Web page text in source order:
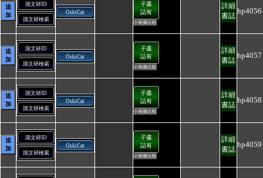
追
加
国文研ID
国文研検索
OskiCat
子書
誌有
小画像比較
詳細
書誌
hp4056
追
加
国文研ID
国文研検索
OskiCat
子書
誌有
小画像比較
詳細
書誌
hp4057
追
加
国文研ID
国文研検索
OskiCat
子書
誌有
小画像比較
詳細
書誌
hp4058
追
加
国文研ID
国文研検索
OskiCat
子書
誌有
小画像比較
詳細
書誌
hp4059